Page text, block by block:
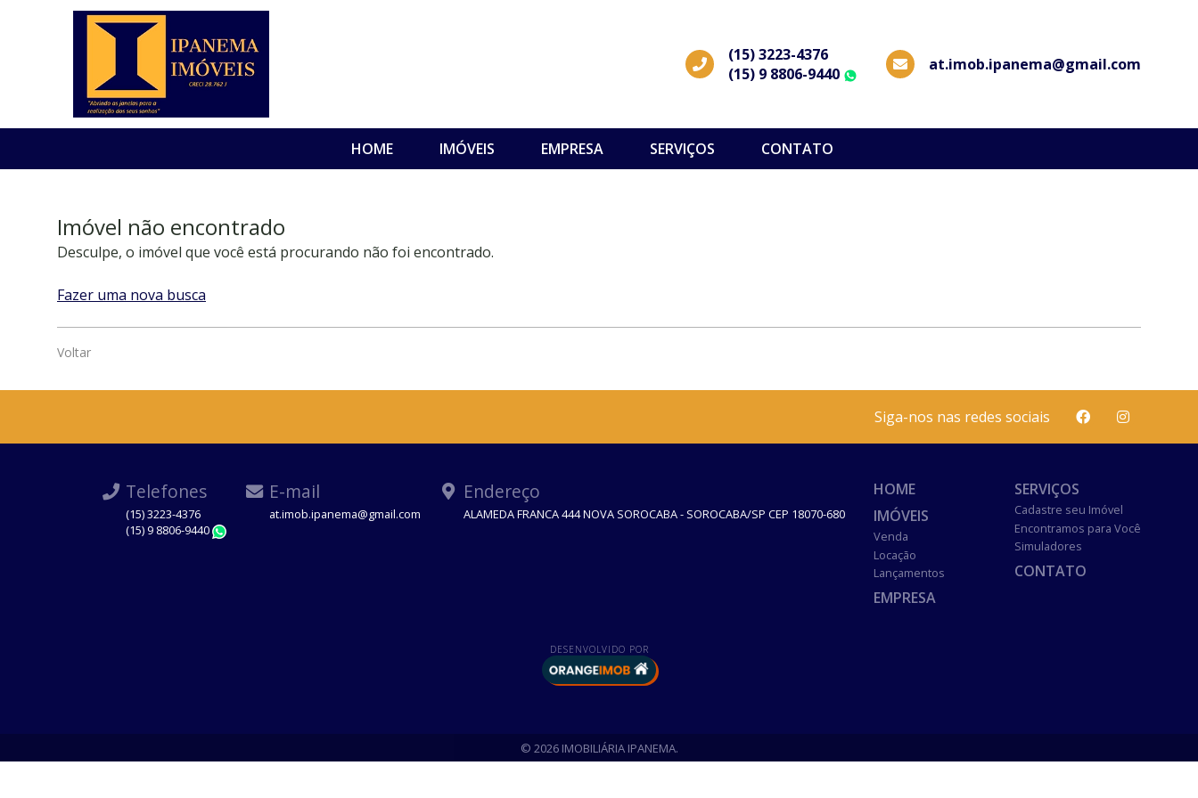
(15) 3223-4376
(15) 9 8806-9440
WhatsApp
at.imob.ipanema@gmail.com
HOME IMÓVEIS EMPRESA SERVIÇOS CONTATO
Imóvel não encontrado
Desculpe, o imóvel que você está procurando não foi encontrado.
Fazer uma nova busca
Voltar
Siga-nos nas redes sociais
Telefones
(15) 3223-4376
(15) 9 8806-9440
E-mail
at.imob.ipanema@gmail.com
Endereço
ALAMEDA FRANCA 444 NOVA SOROCABA - SOROCABA/SP CEP 18070-680
HOME
IMÓVEIS
Venda
Locação
Lançamentos
EMPRESA
SERVIÇOS
Cadastre seu Imóvel
Encontramos para Você
Simuladores
CONTATO
DESENVOLVIDO POR
© 2026 IMOBILIÁRIA IPANEMA.